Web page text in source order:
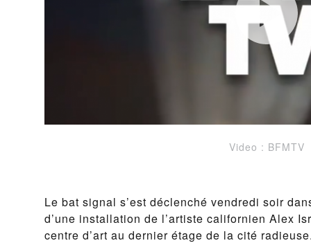
Video : BFMTV
Le bat signal s’est déclenché vendredi soir
d’une installation de l’artiste californien Alex
centre d’art au dernier étage de la cité